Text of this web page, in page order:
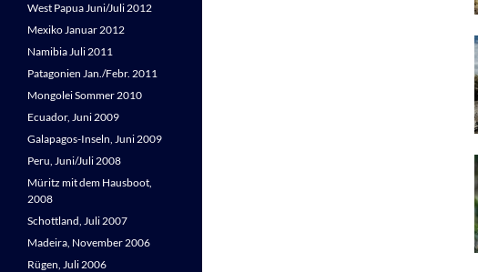
West Papua Juni/Juli 2012
Mexiko Januar 2012
Namibia Juli 2011
Patagonien Jan./Febr. 2011
Mongolei Sommer 2010
Ecuador, Juni 2009
Galapagos-Inseln, Juni 2009
Peru, Juni/Juli 2008
Müritz mit dem Hausboot,
2008
Schottland, Juli 2007
Madeira, November 2006
Rügen, Juli 2006